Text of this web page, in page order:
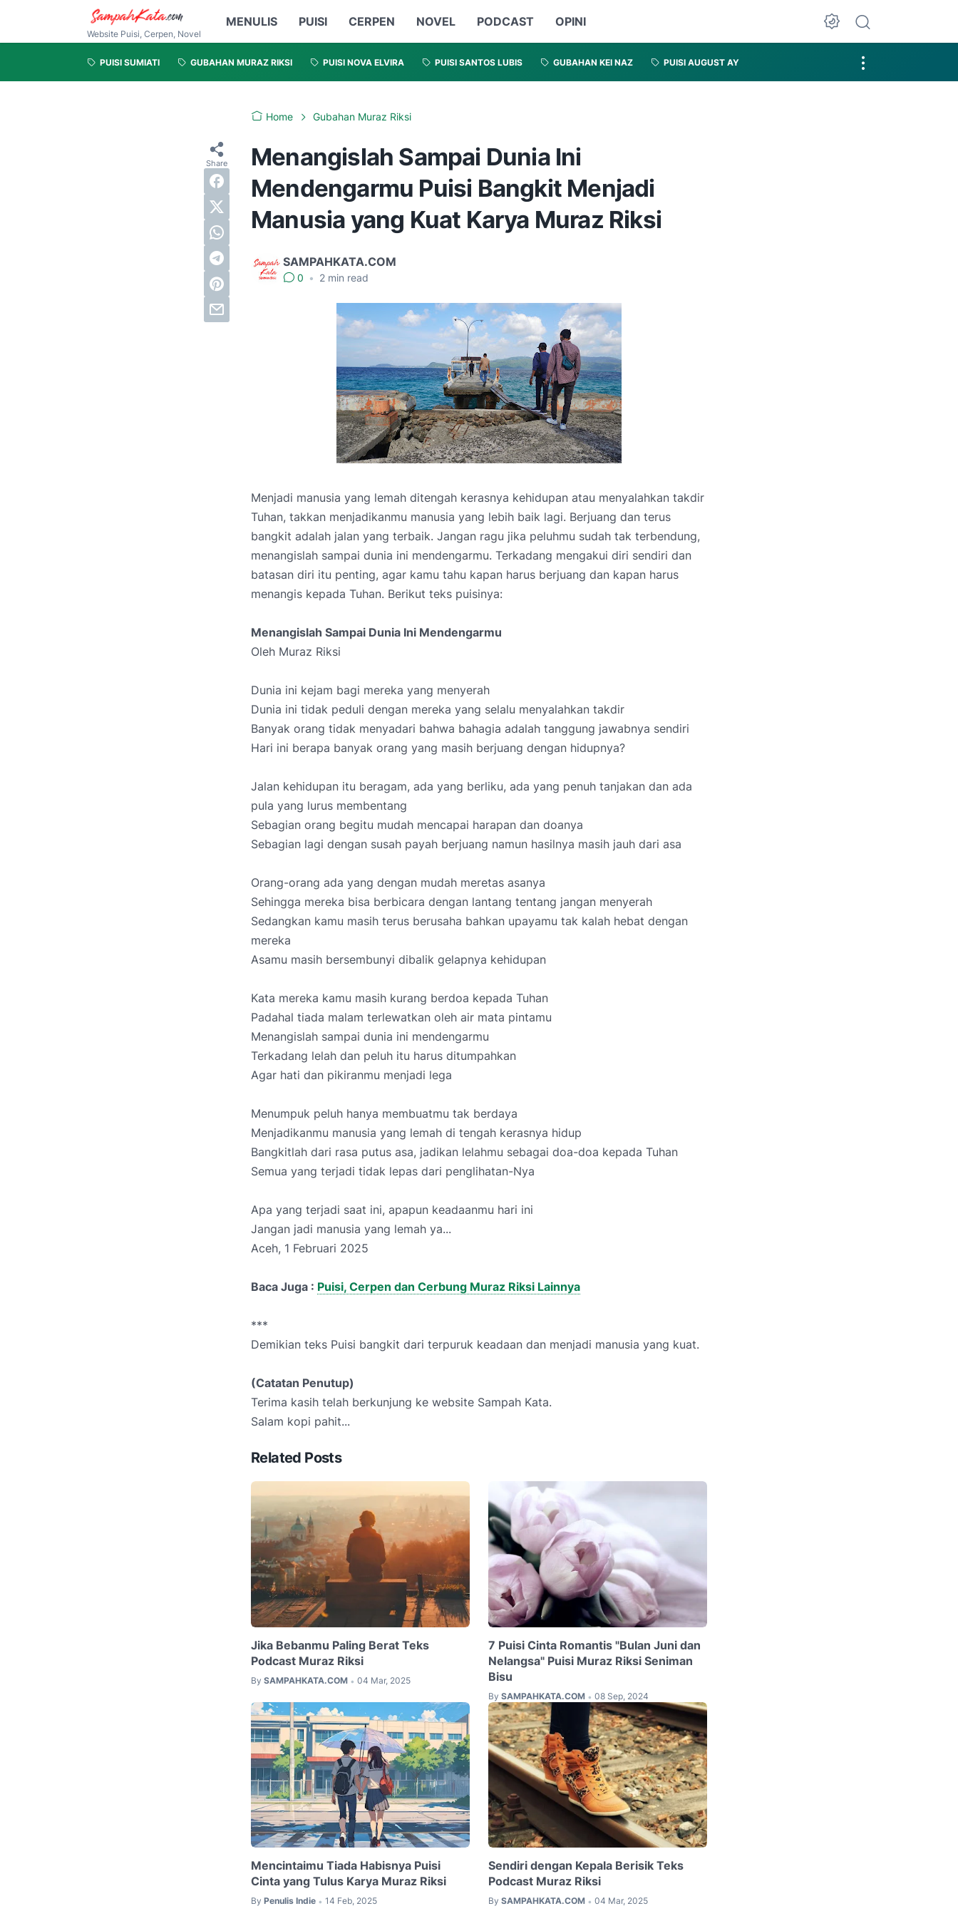
Website Puisi, Cerpen, Novel
MENULIS PUISI CERPEN NOVEL PODCAST OPINI
PUISI SUMIATI GUBAHAN MURAZ RIKSI PUISI NOVA ELVIRA PUISI SANTOS LUBIS GUBAHAN KEI NAZ PUISI AUGUST AY
Home Gubahan Muraz Riksi
Menangislah Sampai Dunia Ini
Mendengarmu Puisi Bangkit Menjadi
Manusia yang Kuat Karya Muraz Riksi
SAMPAHKATA.COM
0 • 2 min read
Menjadi manusia yang lemah ditengah kerasnya kehidupan atau menyalahkan takdir
Tuhan, takkan menjadikanmu manusia yang lebih baik lagi. Berjuang dan terus
bangkit adalah jalan yang terbaik. Jangan ragu jika peluhmu sudah tak terbendung,
menangislah sampai dunia ini mendengarmu. Terkadang mengakui diri sendiri dan
batasan diri itu penting, agar kamu tahu kapan harus berjuang dan kapan harus
menangis kepada Tuhan. Berikut teks puisinya:
Menangislah Sampai Dunia Ini Mendengarmu
Oleh Muraz Riksi
Dunia ini kejam bagi mereka yang menyerah
Dunia ini tidak peduli dengan mereka yang selalu menyalahkan takdir
Banyak orang tidak menyadari bahwa bahagia adalah tanggung jawabnya sendiri
Hari ini berapa banyak orang yang masih berjuang dengan hidupnya?
Jalan kehidupan itu beragam, ada yang berliku, ada yang penuh tanjakan dan ada
pula yang lurus membentang
Sebagian orang begitu mudah mencapai harapan dan doanya
Sebagian lagi dengan susah payah berjuang namun hasilnya masih jauh dari asa
Orang-orang ada yang dengan mudah meretas asanya
Sehingga mereka bisa berbicara dengan lantang tentang jangan menyerah
Sedangkan kamu masih terus berusaha bahkan upayamu tak kalah hebat dengan
mereka
Asamu masih bersembunyi dibalik gelapnya kehidupan
Kata mereka kamu masih kurang berdoa kepada Tuhan
Padahal tiada malam terlewatkan oleh air mata pintamu
Menangislah sampai dunia ini mendengarmu
Terkadang lelah dan peluh itu harus ditumpahkan
Agar hati dan pikiranmu menjadi lega
Menumpuk peluh hanya membuatmu tak berdaya
Menjadikanmu manusia yang lemah di tengah kerasnya hidup
Bangkitlah dari rasa putus asa, jadikan lelahmu sebagai doa-doa kepada Tuhan
Semua yang terjadi tidak lepas dari penglihatan-Nya
Apa yang terjadi saat ini, apapun keadaanmu hari ini
Jangan jadi manusia yang lemah ya...
Aceh, 1 Februari 2025
Baca Juga : Puisi, Cerpen dan Cerbung Muraz Riksi Lainnya
***
Demikian teks Puisi bangkit dari terpuruk keadaan dan menjadi manusia yang kuat.
(Catatan Penutup)
Terima kasih telah berkunjung ke website Sampah Kata.
Salam kopi pahit...
Related Posts
Jika Bebanmu Paling Berat Teks
Podcast Muraz Riksi
By SAMPAHKATA.COM • 04 Mar, 2025
7 Puisi Cinta Romantis "Bulan Juni dan
Nelangsa" Puisi Muraz Riksi Seniman
Bisu
By SAMPAHKATA.COM • 08 Sep, 2024
Mencintaimu Tiada Habisnya Puisi
Cinta yang Tulus Karya Muraz Riksi
By Penulis Indie • 14 Feb, 2025
Sendiri dengan Kepala Berisik Teks
Podcast Muraz Riksi
By SAMPAHKATA.COM • 04 Mar, 2025